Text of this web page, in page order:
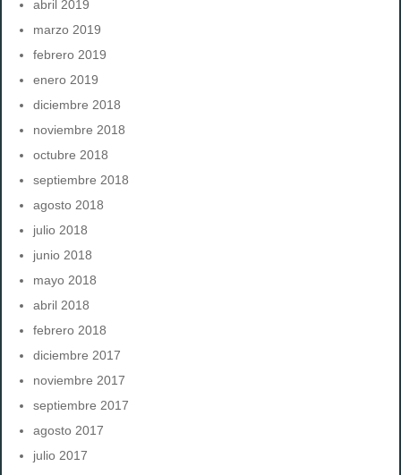
abril 2019
marzo 2019
febrero 2019
enero 2019
diciembre 2018
noviembre 2018
octubre 2018
septiembre 2018
agosto 2018
julio 2018
junio 2018
mayo 2018
abril 2018
febrero 2018
diciembre 2017
noviembre 2017
septiembre 2017
agosto 2017
julio 2017